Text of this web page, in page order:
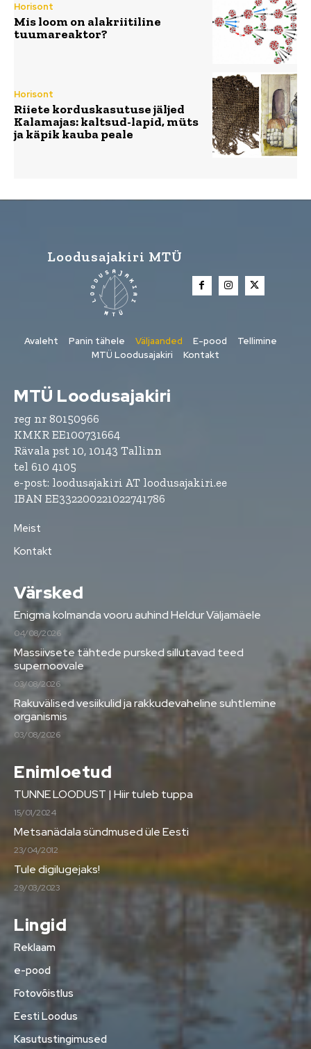
Horisont
Mis loom on alakriitiline
tuumareaktor?
Horisont
Riiete korduskasutuse jäljed
Kalamajas: kaltsud-lapid, müts
ja käpik kauba peale
Loodusajakiri MTÜ
Avaleht Panin tähele Väljaanded E-pood
Tellimine
MTÜ Loodusajakiri
Kontakt
MTÜ Loodusajakiri
reg nr 80150966
KMKR EE100731664
Rävala pst 10, 10143 Tallinn
tel 610 4105
e-post: loodusajakiri AT loodusajakiri.ee
IBAN EE332200221022741786
Meist
Kontakt
Värsked
Enigma kolmanda vooru auhind Heldur Väljamäele
04/08/2026
Massiivsete tähtede pursked sillutavad teed
supernoovale
03/08/2026
Rakuvälised vesiikulid ja rakkudevaheline suhtlemine
organismis
03/08/2026
Enimloetud
TUNNE LOODUST | Hiir tuleb tuppa
15/01/2024
Metsanädala sündmused üle Eesti
23/04/2012
Tule digilugejaks!
29/03/2023
Lingid
Reklaam
e-pood
Fotovõistlus
Eesti Loodus
Kasutustingimused